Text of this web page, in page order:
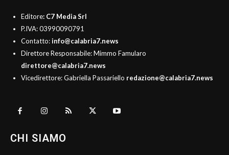
Editore: C7 Media Srl
P.IVA: 03990090791
Contatto:info@calabria7.news
Direttore Responsabile: Mimmo Famularo
direttore@calabria7.news
Vicedirettore: Gabriella Passariello redazione@calabria7.news
CHI SIAMO